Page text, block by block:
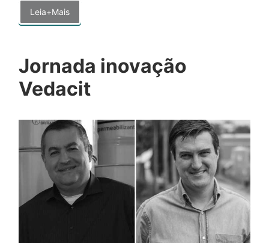
Leia+Mais
Jornada inovação
Vedacit